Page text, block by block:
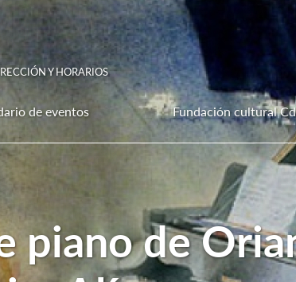
Y HORARIOS
de eventos Fundación cultural
piano de